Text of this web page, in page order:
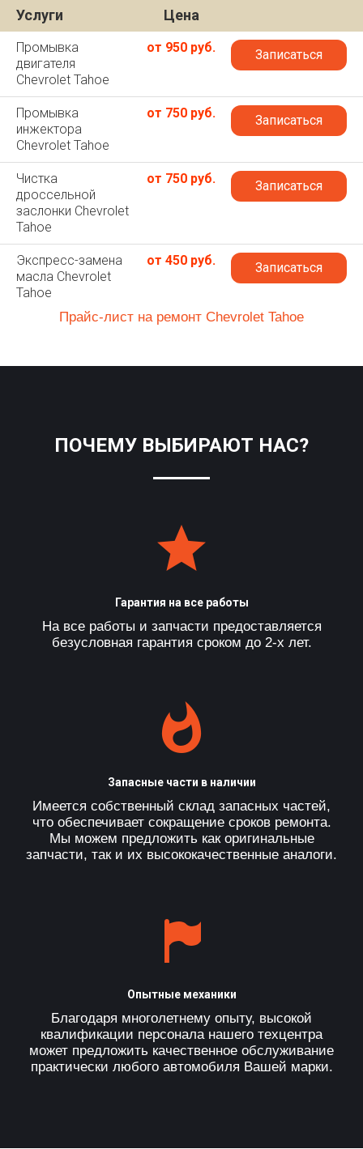
Услуги Цена
Промывка
двигателя
Chevrolet Tahoe
от 950 руб. Записаться
Промывка
инжектора
Chevrolet Tahoe
от 750 руб. Записаться
Чистка
дроссельной
заслонки Chevrolet
Tahoe
от 750 руб. Записаться
Экспресс-замена
масла Chevrolet
Tahoe
от 450 руб. Записаться
Прайс-лист на ремонт Chevrolet Tahoe
ПОЧЕМУ ВЫБИРАЮТ НАС?
Гарантия на все работы
На все работы и запчасти предоставляется
безусловная гарантия сроком до 2-х лет.
Запасные части в наличии
Имеется собственный склад запасных частей,
что обеспечивает сокращение сроков ремонта.
Мы можем предложить как оригинальные
запчасти, так и их высококачественные аналоги.
Опытные механики
Благодаря многолетнему опыту, высокой
квалификации персонала нашего техцентра
может предложить качественное обслуживание
практически любого автомобиля Вашей марки.